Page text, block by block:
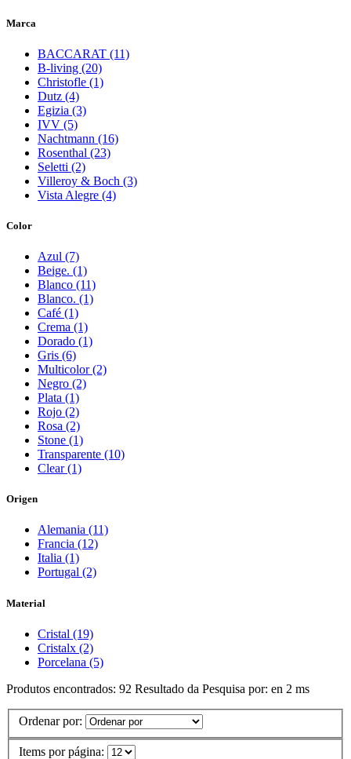
Marca
BACCARAT (11)
B-living (20)
Christofle (1)
Dutz (4)
Egizia (3)
IVV (5)
Nachtmann (16)
Rosenthal (23)
Seletti (2)
Villeroy & Boch (3)
Vista Alegre (4)
Color
Azul (7)
Beige. (1)
Blanco (11)
Blanco. (1)
Café (1)
Crema (1)
Dorado (1)
Gris (6)
Multicolor (2)
Negro (2)
Plata (1)
Rojo (2)
Rosa (2)
Stone (1)
Transparente (10)
Clear (1)
Origen
Alemania (11)
Francia (12)
Italia (1)
Portugal (2)
Material
Cristal (19)
Cristalx (2)
Porcelana (5)
Produtos encontrados: 92 Resultado da Pesquisa por: en 2 ms
Ordenar por:
Items por página: